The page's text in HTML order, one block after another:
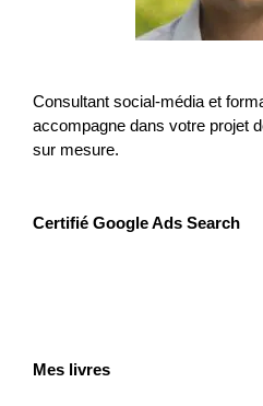
Consultant social-média et
accompagne dans votre projet
sur mesure.
Certifié Google Ads Search
Mes livres